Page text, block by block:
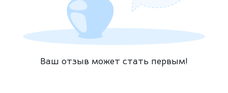
Ваш отзыв может стать первым!